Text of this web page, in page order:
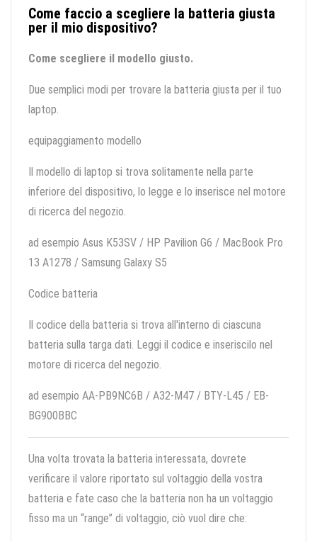
Come faccio a scegliere la batteria giusta
per il mio dispositivo?
Come scegliere il modello giusto.
Due semplici modi per trovare la batteria giusta per il tuo
laptop.
equipaggiamento modello
Il modello di laptop si trova solitamente nella parte
inferiore del dispositivo, lo legge e lo inserisce nel motore
di ricerca del negozio.
ad esempio Asus K53SV / HP Pavilion G6 / MacBook Pro
13 A1278 / Samsung Galaxy S5
Codice batteria
Il codice della batteria si trova all'interno di ciascuna
batteria sulla targa dati. Leggi il codice e inseriscilo nel
motore di ricerca del negozio.
ad esempio AA-PB9NC6B / A32-M47 / BTY-L45 / EB-
BG900BBC
Una volta trovata la batteria interessata, dovrete
verificare il valore riportato sul voltaggio della vostra
batteria e fate caso che la batteria non ha un voltaggio
fisso ma un “range” di voltaggio, ciò vuol dire che: